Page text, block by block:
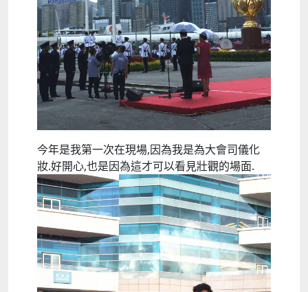
今年是我第一次在現場,因為我是為大會司儀化
妝.好開心,也是因為這才可以看見壯觀的場面.